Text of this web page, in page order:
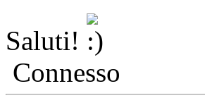
Saluti!
Connesso